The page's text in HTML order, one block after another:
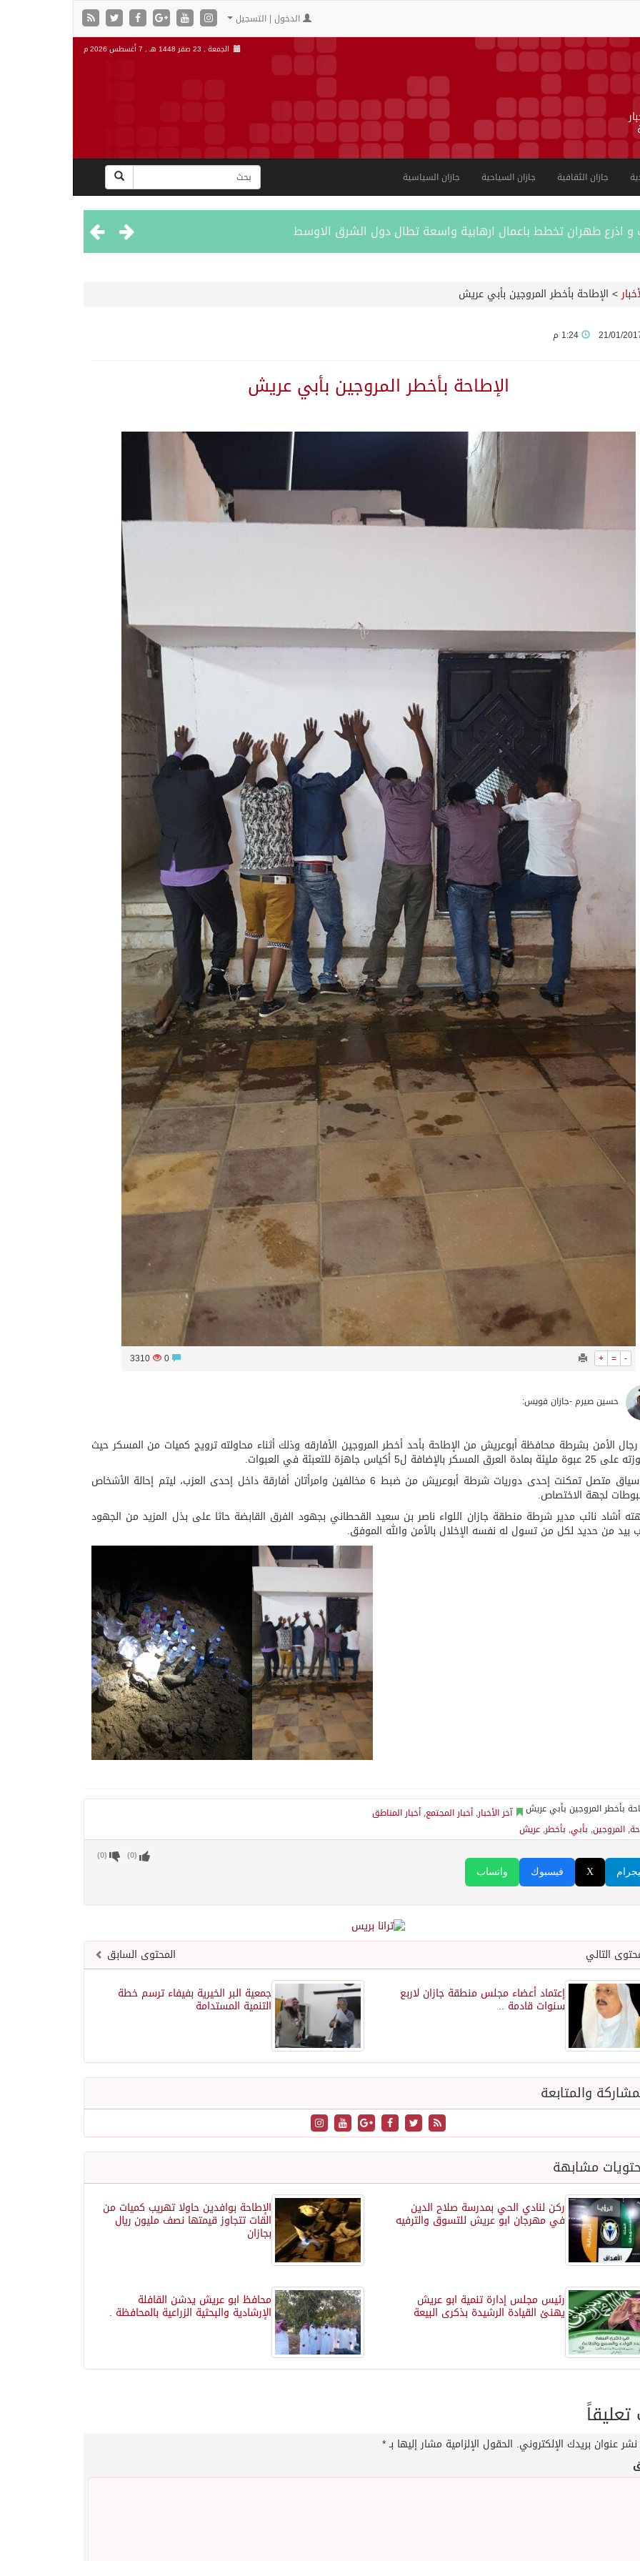
الدخول | التسجيل
الجمعة , 23 صفر 1448 هـ , 7 أغسطس 2026 م
جازان الثقافية جازان السياحية جازان السياسية
و اذرع طهران تخطط باعمال ارهابية واسعة تطال دول الشرق الاوسط
مخيم قلنديا إصابة 48 فلسطينيًا
من ضيوف خادم الحرمين الشريفين للعمرة والزيارة في المدينة المنورة
في استشهاد قوات يمنية جراء هجوم حوثي غادر
الميليشيات الحوثية والعراقية وإيران للإعداد لاعتداءات تستهدف المملكة
في المملكة
بالصوارمة-مركز الحكامية
> اﻹطاحة بأخطر المروجين بأبي عريش
21/01/
اﻹطاحة بأخطر المروجين بأبي عريش
+ = -
0
3310
حسين صيرم -جازان فويس:
اﻷمن بشرطة محافظة أبوعريش من اﻹطاحة بأحد أخطر المروجين الأفارقه وذلك أثناء محاولته ترويج كميات من المسكر حيث
المسكر باﻹضافة ل5 أكياس جاهزة للتعبئة في العبوات.
وفي سياق متصل تمكنت إحدى دوريات شرطة أبوعريش من ضبط 6 مخالفين وامرأتان أفارقة داخل إحدى العزب، ليتم إحالة اﻷشخاص
لجهة الاختصاص.
أشاد نائب مدير شرطة منطقة جازان اللواء ناصر بن سعيد القحطاني بجهود الفرق القابضة حاثا على بذل المزيد من الجهود
بيد من حديد لكل من تسول له نفسه الإخلال باﻷمن والله الموفق.
آخر الأخبار, أخبار المجتمع, أخبار المناطق
, المروجين, بأبي, بأخطر, عريش
واتساب فيسبوك X
(
0
) (
0
)
المحتوى السابق
التالي
جمعية البر الخيرية بفيفاء ترسم خطة
التنمية المستدامة
إعتماد أعضاء مجلس منطقة جازان لاربع
سنوات قادمة ..
والمتابعة
مشابهة
الإطاحة بوافدين حاولا تهريب كميات من
القات تتجاوز قيمتها نصف مليون ريال
بجازان
ركن لنادي الحي بمدرسة صلاح الدين
في مهرجان ابو عريش للتسوق والترفيه
محافظ ابو عريش يدشن القافلة
الإرشادية والبحثية الزراعية بالمحافظة .
رئيس مجلس إدارة تنمية ابو عريش
يهنئ القيادة الرشيدة بذكرى البيعة
عنوان بريدك الإلكتروني. الحقول الإلزامية مشار إليها بـ*